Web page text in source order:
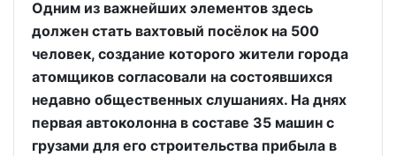
Одним из важнейших элементов здесь
должен стать вахтовый посёлок на 500
человек, создание которого жители города
атомщиков согласовали на состоявшихся
недавно общественных слушаниях. На днях
первая автоколонна в составе 35 машин с
грузами для его строительства прибыла в